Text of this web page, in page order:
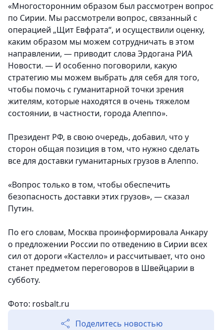
«Многосторонним образом был рассмотрен вопрос
по Сирии. Мы рассмотрели вопрос, связанный с
операцией „Щит Евфрата“, и осуществили оценку,
каким образом мы можем сотрудничать в этом
направлении, — приводит слова Эрдогана РИА
Новости. — И особенно поговорили, какую
стратегию мы можем выбрать для себя для того,
чтобы помочь с гуманитарной точки зрения
жителям, которые находятся в очень тяжелом
состоянии, в частности, города Алеппо».
Президент РФ, в свою очередь, добавил, что у
сторон общая позиция в том, что нужно сделать
все для доставки гуманитарных грузов в Алеппо.
«Вопрос только в том, чтобы обеспечить
безопасность доставки этих грузов», — сказал
Путин.
По его словам, Москва проинформировала Анкару
о предложении России по отведению в Сирии всех
сил от дороги «Кастелло» и рассчитывает, что оно
станет предметом переговоров в Швейцарии в
субботу.
Фото: rosbalt.ru
Поделитесь новостью